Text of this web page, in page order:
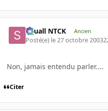
Squall NTCK Ancien
Posté(e) le 27 octobre 2003
Non, jamais entendu parler....
Citer